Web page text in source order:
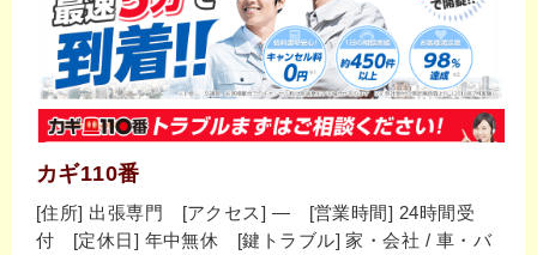
カギ110番
[住所] 出張専門 [アクセス] ― [営業時間] 24時間受
付 [定休日] 年中無休 [鍵トラブル] 家・会社 / 車・バ